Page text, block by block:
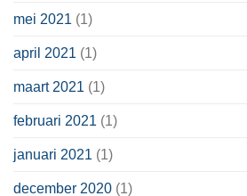
mei 2021 (1)
april 2021 (1)
maart 2021 (1)
februari 2021 (1)
januari 2021 (1)
december 2020 (1)